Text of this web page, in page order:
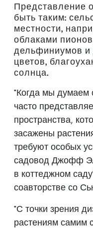
Представление
быть таким:
местности,
облаками
дельфиниумов и
цветов,
солнца.
"Когда мы думаем
часто
пространства,
засажены
требуют особых
садовод Джофф
в коттеджном
соавторстве со
"С точки зрения
растениям самим